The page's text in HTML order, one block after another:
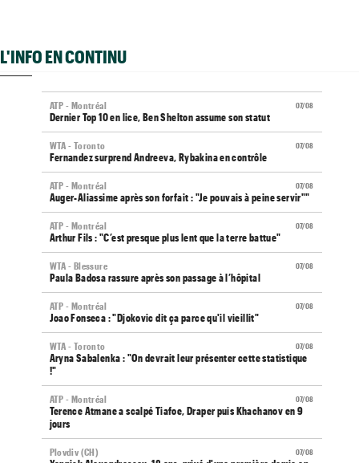
L'INFO EN CONTINU
07/08
ATP - Montréal
Dernier Top 10 en lice, Ben Shelton assume son statut
07/08
WTA - Toronto
Fernandez surprend Andreeva, Rybakina en contrôle
07/08
ATP - Montréal
Auger-Aliassime après son forfait : "Je pouvais à peine servir""
07/08
ATP - Montréal
Arthur Fils : "C’est presque plus lent que la terre battue"
07/08
WTA - Blessure
Paula Badosa rassure après son passage à l’hôpital
07/08
ATP - Montréal
Joao Fonseca : "Djokovic dit ça parce qu'il vieillit"
07/08
WTA - Toronto
Aryna Sabalenka : "On devrait leur présenter cette statistique
!"
07/08
ATP - Montréal
Terence Atmane a scalpé Tiafoe, Draper puis Khachanov en 9
jours
07/08
Plovdiv (CH)